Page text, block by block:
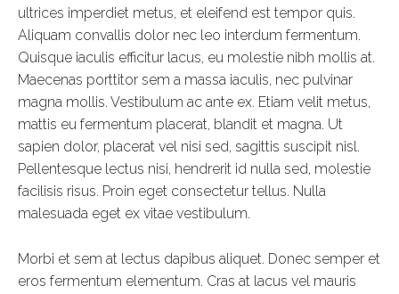
ultrices imperdiet metus, et eleifend est tempor quis.
Aliquam convallis dolor nec leo interdum fermentum.
Quisque iaculis efficitur lacus, eu molestie nibh mollis at.
Maecenas porttitor sem a massa iaculis, nec pulvinar
magna mollis. Vestibulum ac ante ex. Etiam velit metus,
mattis eu fermentum placerat, blandit et magna. Ut
sapien dolor, placerat vel nisi sed, sagittis suscipit nisl.
Pellentesque lectus nisi, hendrerit id nulla sed, molestie
facilisis risus. Proin eget consectetur tellus. Nulla
malesuada eget ex vitae vestibulum.
Morbi et sem at lectus dapibus aliquet. Donec semper et
eros fermentum elementum. Cras at lacus vel mauris